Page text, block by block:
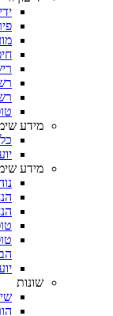
מידע
מידע
שונות